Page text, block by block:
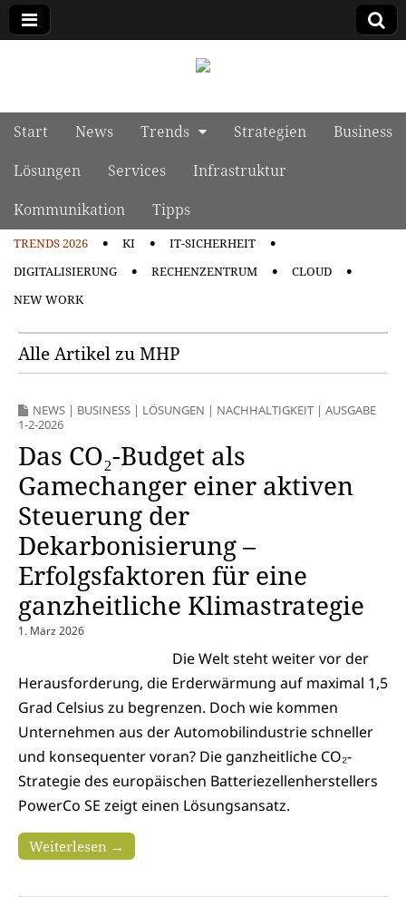
Main menu
Skip to content
Start News Trends Strategien
Business
Lösungen
Services
Infrastruktur
Kommunikation
Tipps
TRENDS 2026 KI
IT-SICHERHEIT
DIGITALISIERUNG
RECHENZENTRUM
CLOUD
NEW WORK
Alle Artikel zu MHP
NEWS | BUSINESS | LÖSUNGEN | NACHHALTIGKEIT | AUSGABE
1-2-2026
Das CO₂-Budget als
Gamechanger einer aktiven
Steuerung der
Dekarbonisierung –
Erfolgsfaktoren für eine
ganzheitliche Klimastrategie
1. März 2026
Die Welt steht weiter vor der
Herausforderung, die Erderwärmung auf maximal 1,5
Grad Celsius zu begrenzen. Doch wie kommen
Unternehmen aus der Automobilindustrie schneller
und konsequenter voran? Die ganzheitliche CO₂-
Strategie des europäischen Batteriezellenherstellers
PowerCo SE zeigt einen Lösungsansatz.
Weiterlesen →